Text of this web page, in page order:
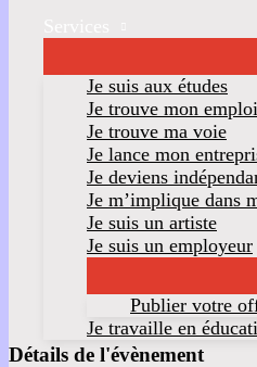
Je suis aux études
Je trouve mon
Je trouve ma voie
Je lance mon
Je deviens
Je m’implique dans
Je suis un artiste
Je suis un employeur
Publier votre
Je travaille en
Détails de l'évènement